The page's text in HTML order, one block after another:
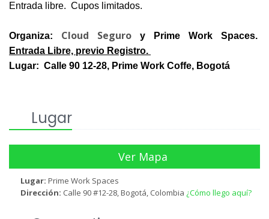
Entrada libre. Cupos limitados.
Organiza: Cloud Seguro y Prime Work Spaces.
Entrada Libre, previo Registro.
Lugar: Calle 90 12-28, Prime Work Coffe, Bogotá
Lugar
Ver Mapa
Lugar:Prime Work Spaces
Dirección: Calle 90 #12-28, Bogotá, Colombia ¿Cómo llego aquí?